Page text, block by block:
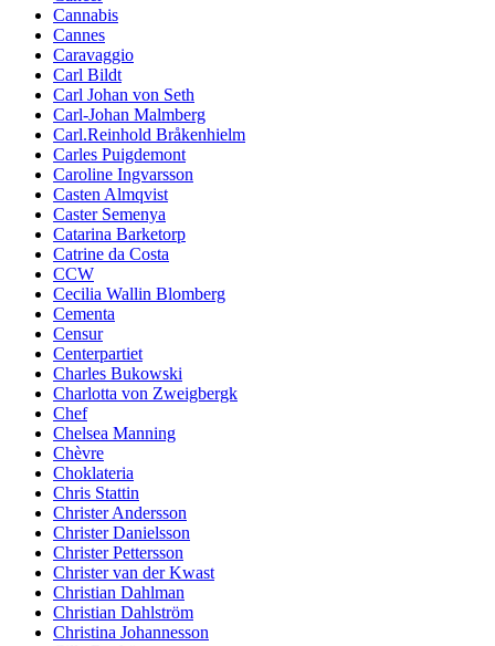
Cannabis
Cannes
Caravaggio
Carl Bildt
Carl Johan von Seth
Carl-Johan Malmberg
Carl.Reinhold Bråkenhielm
Carles Puigdemont
Caroline Ingvarsson
Casten Almqvist
Caster Semenya
Catarina Barketorp
Catrine da Costa
CCW
Cecilia Wallin Blomberg
Cementa
Censur
Centerpartiet
Charles Bukowski
Charlotta von Zweigbergk
Chef
Chelsea Manning
Chèvre
Choklateria
Chris Stattin
Christer Andersson
Christer Danielsson
Christer Pettersson
Christer van der Kwast
Christian Dahlman
Christian Dahlström
Christina Johannesson